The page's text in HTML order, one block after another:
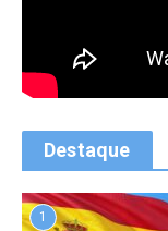
Destaque
1